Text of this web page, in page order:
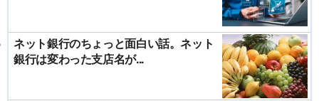
ネット銀行のちょっと面白い話。ネット
銀行は変わった支店名が...